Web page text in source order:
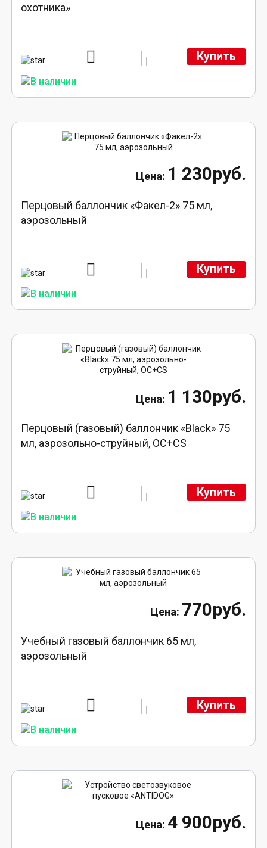
охотника»
Купить
1 230руб.
Перцовый баллончик «Факел-2» 75 мл,
аэрозольный
Купить
1 130руб.
Перцовый (газовый) баллончик «Black» 75
мл, аэрозольно-струйный, ОC+CS
Купить
770руб.
Учебный газовый баллончик 65 мл,
аэрозольный
Купить
4 900руб.